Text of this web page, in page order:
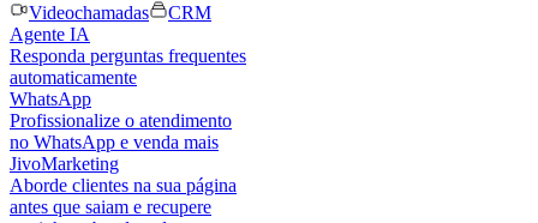
Videochamadas
CRM
Agente IA
Responda perguntas frequentes
automaticamente
WhatsApp
Profissionalize o atendimento
no WhatsApp e venda mais
JivoMarketing
Aborde clientes na sua página
antes que saiam e recupere